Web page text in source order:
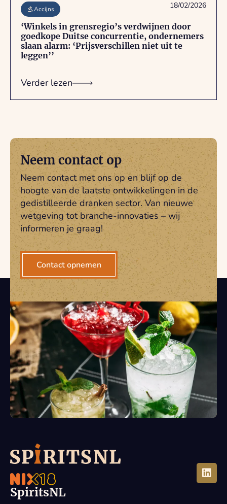
Accijns
‘Winkels in grensregio’s verdwijnen door
goedkope Duitse concurrentie, ondernemers
slaan alarm: ‘Prijsverschillen niet uit te
leggen’’
Verder lezen
18/02/2026
Neem contact op
Neem contact met ons op en blijf op de
hoogte van de laatste ontwikkelingen in de
gedistilleerde dranken sector. Van nieuwe
wetgeving tot branche-innovaties – wij
informeren je graag!
Contact opnemen
SpiritsNL